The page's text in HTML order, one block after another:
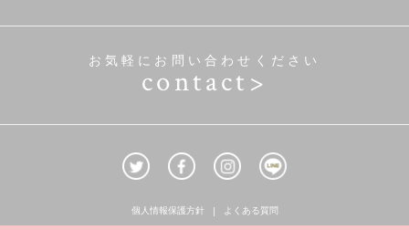
お気軽にお問い合わせください
contact>
個人情報保護方針 よくある質問